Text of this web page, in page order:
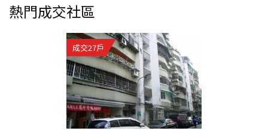
熱門成交社區
成交27戶